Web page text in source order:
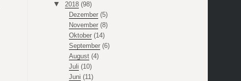
2018 (98)
Dezember(5)
November(8)
Oktober(14)
September(6)
August(4)
Juli (10)
Juni (11)